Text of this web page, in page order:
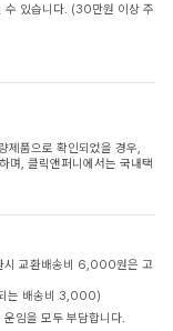
수 있습니다. (30만원 이상 주
제품으로 확인되었을 경우,
며, 클릭앤퍼니에서는 국내택
시 교환배송비 6,000원은 고
는 배송비 3,000)
임을 모두 부담합니다.